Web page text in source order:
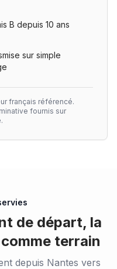
B depuis 10 ans
sur simple
français référencé.
fournis sur
de départ, la
terrain
depuis Nantes vers